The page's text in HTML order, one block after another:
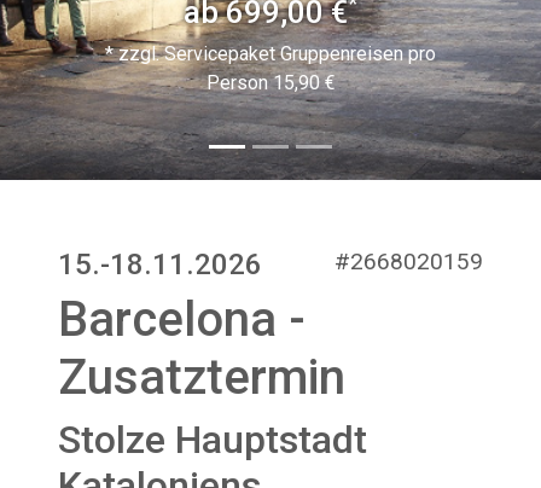
ab 699,00 €
* zzgl. Servicepaket Gruppenreisen pro
Person 15,90 €
ab 699,00 €
* zzgl. Servicepaket Gruppenreisen pro
Person 15,90 €
15.-18.11.2026 #2668020159
Barcelona -
Zusatztermin
Stolze Hauptstadt